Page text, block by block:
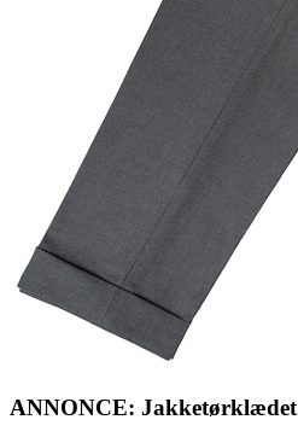
ANNONCE: Jakketørklædet